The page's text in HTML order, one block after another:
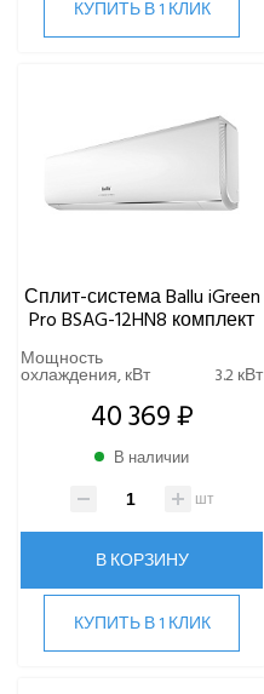
Серия Olympio Legend
Серия Tessey
Dantex
EXPERTAIR by ZILON
Ecoclima
Fujitsu
FUNAI
Hisense
HIGH LIFE
HITACHI
Kentatsu
КУПИТЬ В 1 КЛИК
Сплит-система Ballu iGreen
Pro BSAG-12HN8 комплект
Мощность
охлаждения, кВт 3.2 кВт
40 369 ₽
В наличии
шт
В КОРЗИНУ
КУПИТЬ В 1 КЛИК